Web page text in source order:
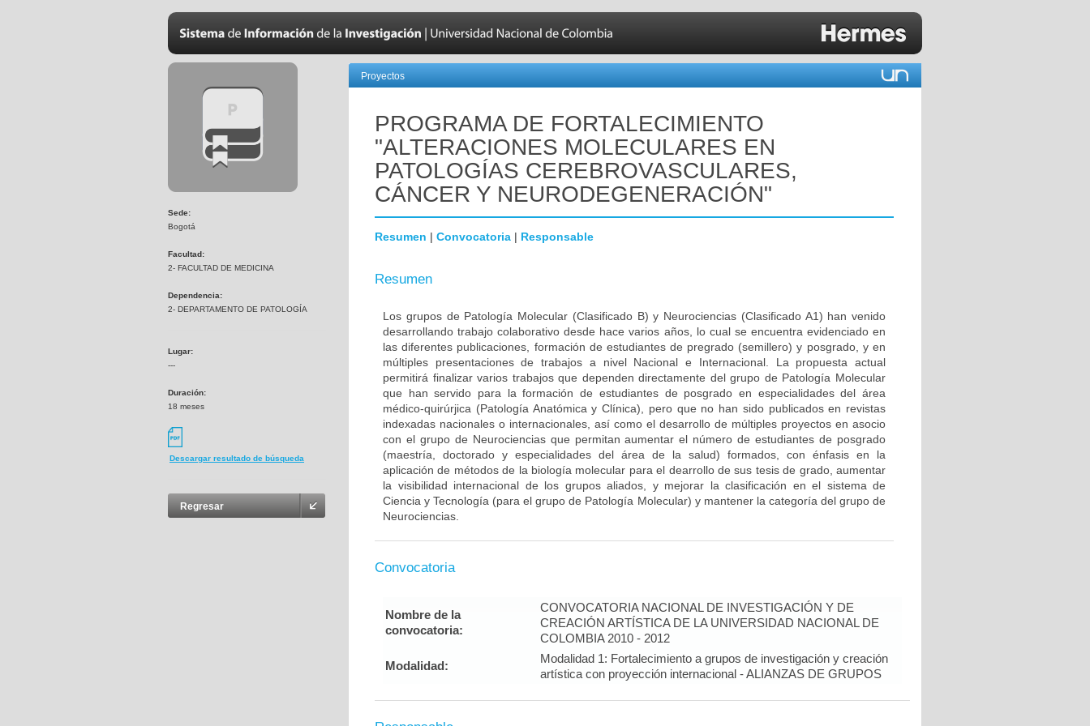
Sede:
Bogotá
Facultad:
2- FACULTAD DE MEDICINA
Dependencia:
2- DEPARTAMENTO DE PATOLOGÍA
Lugar:
---
Duración:
18 meses
Descargar resultado de búsqueda
Regresar
Proyectos
PROGRAMA DE FORTALECIMIENTO
"ALTERACIONES MOLECULARES EN
PATOLOGÍAS CEREBROVASCULARES,
CÁNCER Y NEURODEGENERACIÓN"
Resumen | Convocatoria | Responsable
Resumen
Los grupos de Patología Molecular (Clasificado B) y Neurociencias (Clasificado A1) han venido
desarrollando trabajo colaborativo desde hace varios años, lo cual se encuentra evidenciado en
las diferentes publicaciones, formación de estudiantes de pregrado (semillero) y posgrado, y en
múltiples presentaciones de trabajos a nivel Nacional e Internacional. La propuesta actual
permitirá finalizar varios trabajos que dependen directamente del grupo de Patología Molecular
que han servido para la formación de estudiantes de posgrado en especialidades del área
médico-quirúrjica (Patología Anatómica y Clínica), pero que no han sido publicados en revistas
indexadas nacionales o internacionales, así como el desarrollo de múltiples proyectos en asocio
con el grupo de Neurociencias que permitan aumentar el número de estudiantes de posgrado
(maestría, doctorado y especialidades del área de la salud) formados, con énfasis en la
aplicación de métodos de la biología molecular para el dearrollo de sus tesis de grado, aumentar
la visibilidad internacional de los grupos aliados, y mejorar la clasificación en el sistema de
Ciencia y Tecnología (para el grupo de Patología Molecular) y mantener la categoría del grupo de
Neurociencias.
Convocatoria
Nombre de la
convocatoria:
CONVOCATORIA NACIONAL DE INVESTIGACIÓN Y DE
CREACIÓN ARTÍSTICA DE LA UNIVERSIDAD NACIONAL DE
COLOMBIA 2010 - 2012
Modalidad:
Modalidad 1: Fortalecimiento a grupos de investigación y creación
artística con proyección internacional - ALIANZAS DE GRUPOS